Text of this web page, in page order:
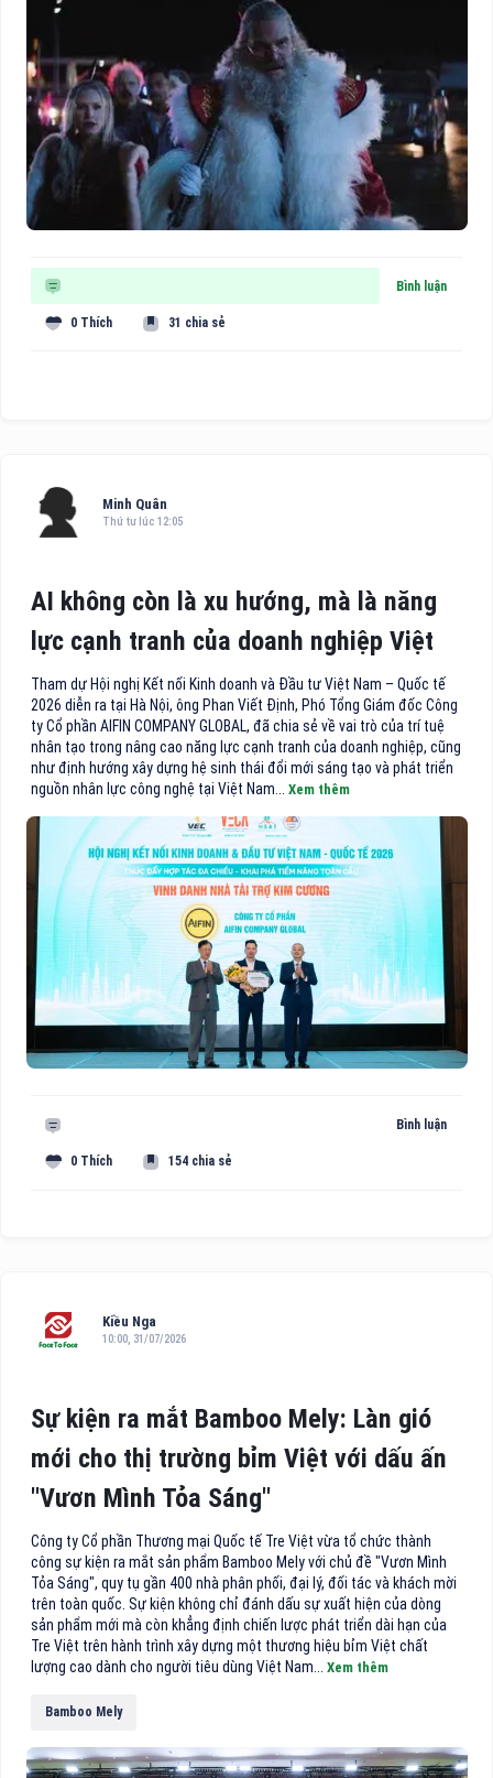
Bình luận
0 Thích 31 chia sẻ
Minh Quân
Thứ tư lúc 12:05
AI không còn là xu hướng, mà là năng
lực cạnh tranh của doanh nghiệp Việt
Tham dự Hội nghị Kết nối Kinh doanh và Đầu tư Việt Nam – Quốc tế
2026 diễn ra tại Hà Nội, ông Phan Viết Định, Phó Tổng Giám đốc Công
ty Cổ phần AIFIN COMPANY GLOBAL, đã chia sẻ về vai trò của trí tuệ
nhân tạo trong nâng cao năng lực cạnh tranh của doanh nghiệp, cũng
như định hướng xây dựng hệ sinh thái đổi mới sáng tạo và phát triển
nguồn nhân lực công nghệ tại Việt Nam... Xem thêm
Bình luận
0 Thích 154 chia sẻ
Kiều Nga
10:00, 31/07/2026
Sự kiện ra mắt Bamboo Mely: Làn gió
mới cho thị trường bỉm Việt với dấu ấn
"Vươn Mình Tỏa Sáng"
Công ty Cổ phần Thương mại Quốc tế Tre Việt vừa tổ chức thành
công sự kiện ra mắt sản phẩm Bamboo Mely với chủ đề "Vươn Mình
Tỏa Sáng", quy tụ gần 400 nhà phân phối, đại lý, đối tác và khách mời
trên toàn quốc. Sự kiện không chỉ đánh dấu sự xuất hiện của dòng
sản phẩm mới mà còn khẳng định chiến lược phát triển dài hạn của
Tre Việt trên hành trình xây dựng một thương hiệu bỉm Việt chất
lượng cao dành cho người tiêu dùng Việt Nam... Xem thêm
Bamboo Mely